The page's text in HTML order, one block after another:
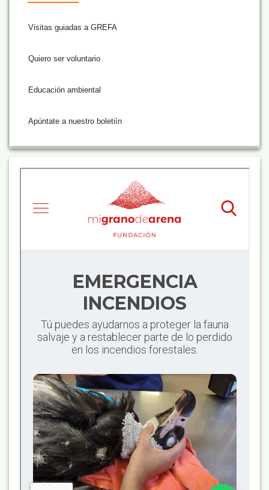
Visitas guiadas a GREFA
Quiero ser voluntario
Educación ambiental
Apúntate a nuestro boletiín